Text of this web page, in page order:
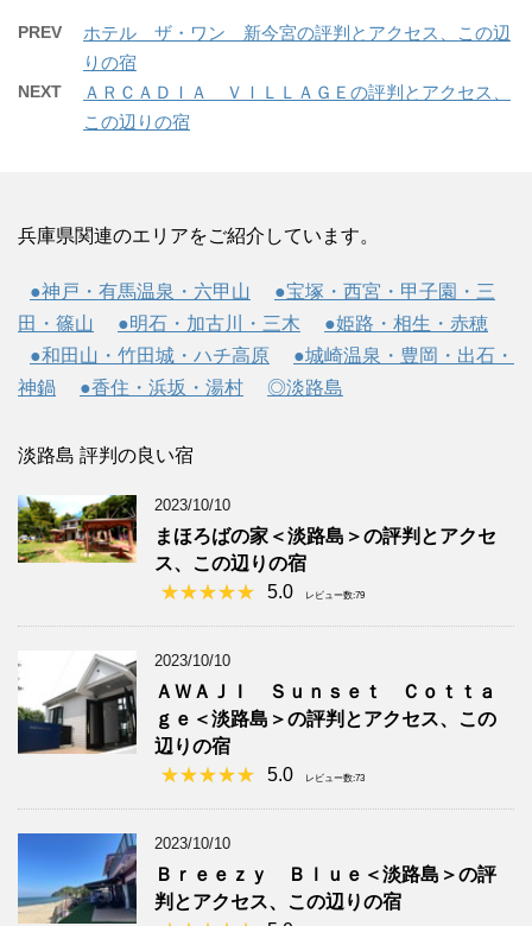
PREV
ホテル ザ・ワン 新今宮の評判とアクセス、この辺
りの宿
NEXT
ＡＲＣＡＤＩＡ ＶＩＬＬＡＧＥの評判とアクセス、
この辺りの宿
兵庫県関連のエリアをご紹介しています。
●神戸・有馬温泉・六甲山
●宝塚・西宮・甲子園・三
田・篠山
●明石・加古川・三木
●姫路・相生・赤穂
●和田山・竹田城・ハチ高原
●城崎温泉・豊岡・出石・
神鍋
●香住・浜坂・湯村 ◎淡路島
淡路島 評判の良い宿
2023/10/10
まほろばの家＜淡路島＞の評判とアクセ
ス、この辺りの宿
5.0
レビュー数:79
2023/10/10
ＡＷＡＪＩ Ｓｕｎｓｅｔ Ｃｏｔｔａ
ｇｅ＜淡路島＞の評判とアクセス、この
辺りの宿
5.0
レビュー数:73
2023/10/10
Ｂｒｅｅｚｙ Ｂｌｕｅ＜淡路島＞の評
判とアクセス、この辺りの宿